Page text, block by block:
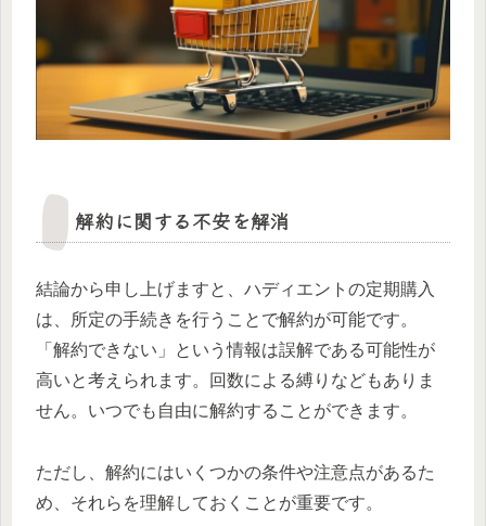
解約に関する不安を解消
結論から申し上げますと、ハディエントの定期購入
は、所定の手続きを行うことで解約が可能です。
「解約できない」という情報は誤解である可能性が
高いと考えられます。回数による縛りなどもありま
せん。いつでも自由に解約することができます。
ただし、解約にはいくつかの条件や注意点があるた
め、それらを理解しておくことが重要です。